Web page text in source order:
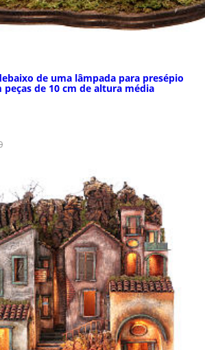
de uma lâmpada para presépio
de 10 cm de altura média